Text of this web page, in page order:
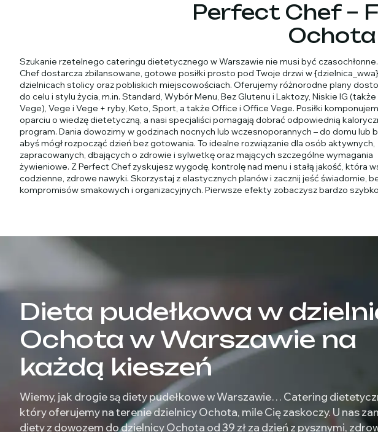
Perfect Chef –
Szukanie rzetelnego cateringu dietetycznego w Warszawie nie musi być
Chef dostarcza zbilansowane, gotowe posiłki prosto pod Twoje drzwi w
dzielnicach stolicy oraz pobliskich miejscowościach. Oferujemy różnorodne plany
do celu i stylu życia, m.in. Standard, Wybór Menu, Bez Glutenu i Laktozy, Niskie IG
Vege), Vege i Vege + ryby, Keto, Sport, a także Office i Office Vege. Posiłki
oparciu o wiedzę dietetyczną, a nasi specjaliści pomagają dobrać odpowiednią
program. Dania dowozimy w godzinach nocnych lub wczesnoporannych – do domu lub
abyś mógł rozpocząć dzień bez gotowania. To idealne rozwiązanie dla osób aktywnych,
zapracowanych, dbających o zdrowie i sylwetkę oraz mających szczególne wymagania
żywieniowe. Z Perfect Chef zyskujesz wygodę, kontrolę nad menu i stałą jakość, która
codzienne, zdrowe nawyki. Skorzystaj z elastycznych planów i zacznij jeść świadomie,
kompromisów smakowych i organizacyjnych. Pierwsze efekty zobaczysz bardzo
Dieta pudełkowa w
Ochota w Warszawie na
każdą kieszeń
Wiemy, jak drogie są diety pudełkowe w Warszawie… Catering
który oferujemy na terenie dzielnicy Ochota, mile Cię zaskoczy. U nas
diety z dowozem do dzielnicy Ochota od 39 zł za dzień z pysznymi,